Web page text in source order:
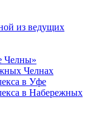
из ведущих
Челны»
Челнах
в Уфе
в Набережных